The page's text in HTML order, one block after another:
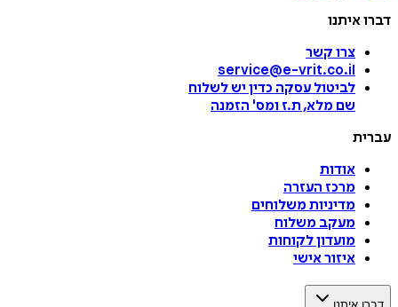
דברו איתנו
צרו קשר
service@e-vrit.co.il
לביטול עסקה כדין יש לשלוח
שם מלא, ת.ז ומס' הזמנה
עברית
אודות
מרכז העזרה
מדיניות משלוחים
מעקב משלוח
מועדון לקוחות
איזור אישי